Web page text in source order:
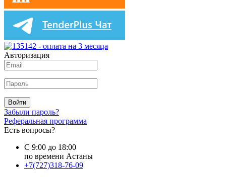
Авторизация
Войти
Забыли пароль?
Реферальная программа
Есть вопросы?
С 9:00 до 18:00
по времени Астаны
+7(727)318-76-09